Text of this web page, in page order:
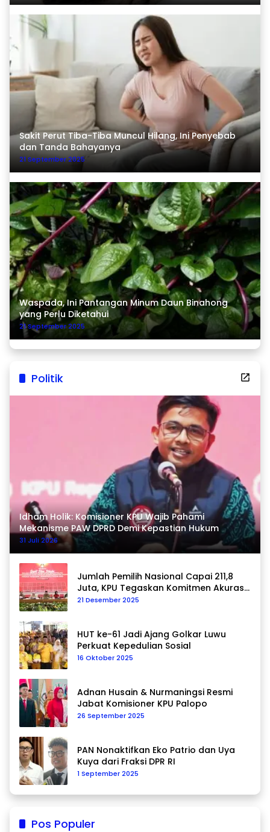
Sakit Perut Tiba-Tiba Muncul Hilang, Ini Penyebab
dan Tanda Bahayanya
21 September 2025
Waspada, Ini Pantangan Minum Daun Binahong
yang Perlu Diketahui
21 September 2025
Politik
Idham Holik: Komisioner KPU Wajib Pahami
Mekanisme PAW DPRD Demi Kepastian Hukum
31 Juli 2026
Jumlah Pemilih Nasional Capai 211,8
Juta, KPU Tegaskan Komitmen Akurasi
Data Berkelanjutan
21 Desember 2025
HUT ke-61 Jadi Ajang Golkar Luwu
Perkuat Kepedulian Sosial
16 Oktober 2025
Adnan Husain & Nurmaningsi Resmi
Jabat Komisioner KPU Palopo
26 September 2025
PAN Nonaktifkan Eko Patrio dan Uya
Kuya dari Fraksi DPR RI
1 September 2025
Pos Populer